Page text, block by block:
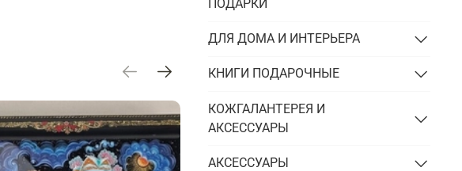
Подарки энергетику
ПОДАРКИ
ДЛЯ ДОМА И ИНТЕРЬЕРА
КНИГИ ПОДАРОЧНЫЕ
КОЖГАЛАНТЕРЕЯ И
АКСЕССУАРЫ
АКСЕССУАРЫ